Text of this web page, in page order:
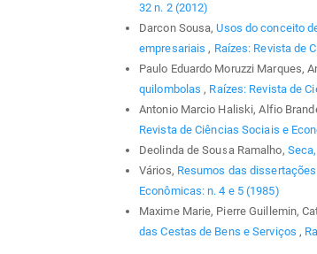
32 n. 2 (2012)
Darcon Sousa,Usos do conceito
empresariais , Raízes: Revista de
Paulo Eduardo Moruzzi Marques,
quilombolas , Raízes: Revista de
Antonio Marcio Haliski, Alfio
Revista de Ciências Sociais e
Deolinda de Sousa Ramalho,
Vários, Resumos das
Econômicas: n. 4 e 5 (1985)
Maxime Marie, Pierre Guillemin,
das Cestas de Bens e Serviços ,